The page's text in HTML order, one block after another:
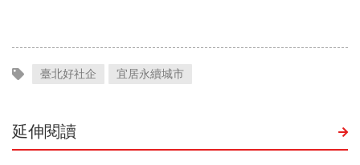
臺北好社企 宜居永續城市
延伸閱讀